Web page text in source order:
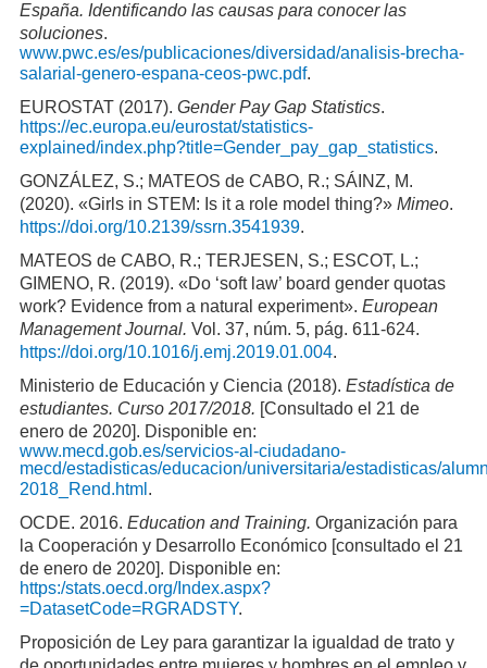
España. Identificando las causas para conocer las
soluciones.
www.pwc.es/es/publicaciones/diversidad/analisis-brecha-
salarial-genero-espana-ceos-pwc.pdf.
EUROSTAT (2017). Gender Pay Gap Statistics.
https://ec.europa.eu/eurostat/statistics-
explained/index.php?title=Gender_pay_gap_statistics.
GONZÁLEZ, S.; MATEOS de CABO, R.; SÁINZ, M.
(2020). «Girls in STEM: Is it a role model thing?» Mimeo.
https://doi.org/10.2139/ssrn.3541939.
MATEOS de CABO, R.; TERJESEN, S.; ESCOT, L.;
GIMENO, R. (2019). «Do ‘soft law’ board gender quotas
work? Evidence from a natural experiment». European
Management Journal. Vol. 37, núm. 5, pág. 611-624.
https://doi.org/10.1016/j.emj.2019.01.004.
Ministerio de Educación y Ciencia (2018). Estadística de
estudiantes. Curso 2017/2018. [Consultado el 21 de
enero de 2020]. Disponible en:
www.mecd.gob.es/servicios-al-ciudadano-
mecd/estadisticas/educacion/universitaria/estadisticas/
2018_Rend.html .
OCDE. 2016. Education and Training. Organización para
la Cooperación y Desarrollo Económico [consultado el 21
de enero de 2020]. Disponible en:
https:/stats.oecd.org/Index.aspx?
=DatasetCode=RGRADSTY.
Proposición de Ley para garantizar la igualdad de trato y